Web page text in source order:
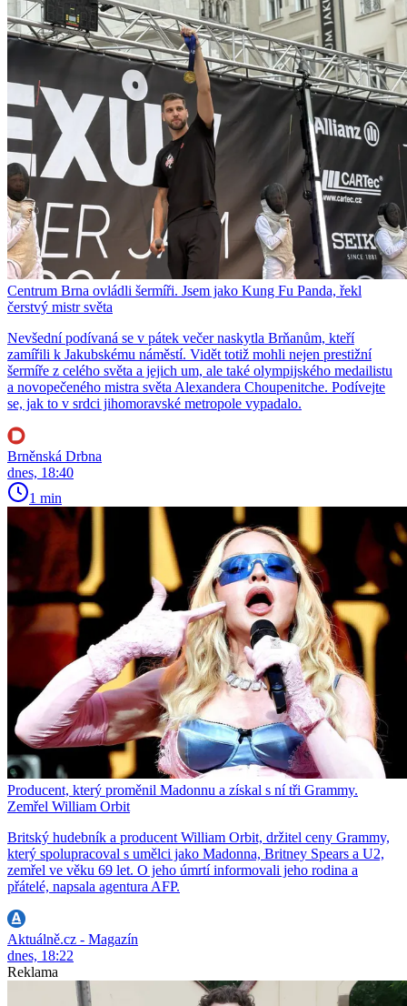
Centrum Brna ovládli šermíři. Jsem jako Kung Fu Panda, řekl
čerstvý mistr světa
Nevšední podívaná se v pátek večer naskytla Brňanům, kteří
zamířili k Jakubskému náměstí. Vidět totiž mohli nejen prestižní
šermíře z celého světa a jejich um, ale také olympijského medailistu
a novopečeného mistra světa Alexandera Choupenitche. Podívejte
se, jak to v srdci jihomoravské metropole vypadalo.
Brněnská Drbna
dnes, 18:40
1 min
Producent, který proměnil Madonnu a získal s ní tři Grammy.
Zemřel William Orbit
Britský hudebník a producent William Orbit, držitel ceny Grammy,
který spolupracoval s umělci jako Madonna, Britney Spears a U2,
zemřel ve věku 69 let. O jeho úmrtí informovali jeho rodina a
přátelé, napsala agentura AFP.
Aktuálně.cz - Magazín
dnes, 18:22
Reklama